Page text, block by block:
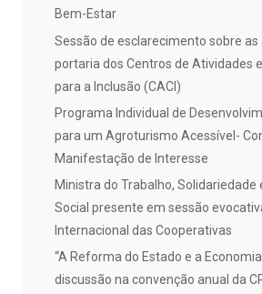
Bem-Estar
Sessão de esclarecimento sobre as
portaria dos Centros de Atividades
para a Inclusão (CACI)
Programa Individual de
para um Agroturismo Acessível-
Manifestação de Interesse
Ministra do Trabalho, Solidariedade
Social presente em sessão
Internacional das Cooperativas
“A Reforma do Estado e a
discussão na convenção anual da